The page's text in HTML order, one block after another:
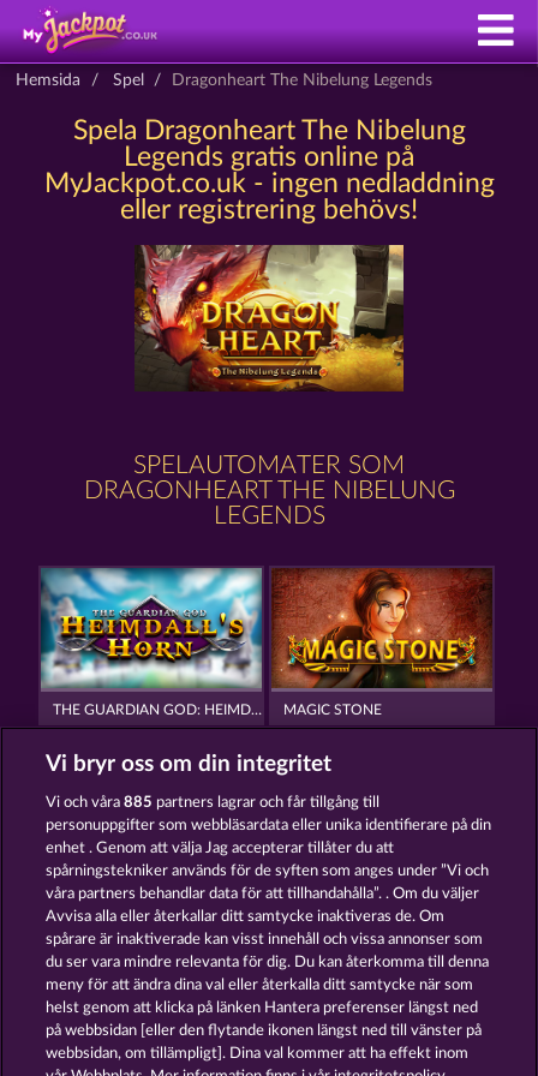
Hemsida Spel Dragonheart The Nibelung Legends
Spela Dragonheart The Nibelung
Legends gratis online på
MyJackpot.co.uk - ingen nedladdning
eller registrering behövs!
SPELAUTOMATER SOM
DRAGONHEART THE NIBELUNG
LEGENDS
THE GUARDIAN GOD: HEIMDALL'S HORN MAGIC STONE
THE LAND OF HEROES MAGIC MIRROR
Användarvillkor Sekretesspolicy Avtryck
Om Företaget FAQ Ordlista
Vi bryr oss om din integritet
Vi och våra885 partners lagrar och får tillgång till
personuppgifter som webbläsardata eller unika identifierare på din
enhet . Genom att välja Jag accepterar tillåter du att
spårningstekniker används för de syften som anges under ”Vi och
våra partners behandlar data för att tillhandahålla”. . Om du väljer
Avvisa alla eller återkallar ditt samtycke inaktiveras de. Om
spårare är inaktiverade kan visst innehåll och vissa annonser som
du ser vara mindre relevanta för dig. Du kan återkomma till denna
meny för att ändra dina val eller återkalla ditt samtycke när som
helst genom att klicka på länken Hantera preferenser längst ned
på webbsidan [eller den flytande ikonen längst ned till vänster på
webbsidan, om tillämpligt]. Dina val kommer att ha effekt inom